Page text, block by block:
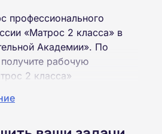
профессионального
«Матрос 2 класса» в
Академии». По
рабочую
2 класса»